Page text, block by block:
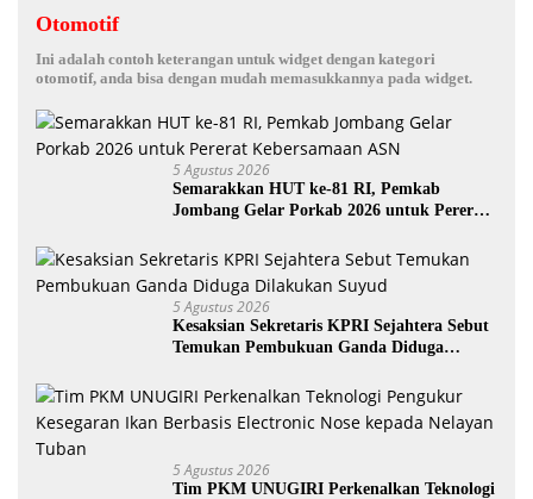
Otomotif
Ini adalah contoh keterangan untuk widget dengan kategori
otomotif, anda bisa dengan mudah memasukkannya pada widget.
5 Agustus 2026
Semarakkan HUT ke-81 RI, Pemkab
Jombang Gelar Porkab 2026 untuk Pererat
5 Agustus 2026
Kesaksian Sekretaris KPRI Sejahtera Sebut
Temukan Pembukuan Ganda Diduga
5 Agustus 2026
Tim PKM UNUGIRI Perkenalkan Teknologi